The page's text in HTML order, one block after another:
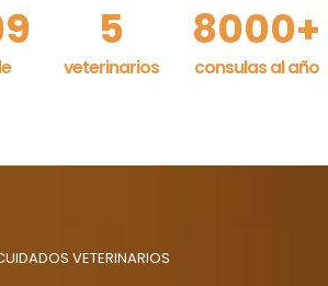
5
veterinarios
8000+
consulas al año
VETERINARIOS